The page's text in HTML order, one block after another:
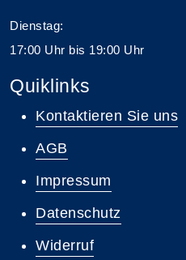
Dienstag:
17:00 Uhr bis 19:00 Uhr
Quiklinks
Kontaktieren Sie uns
AGB
Impressum
Datenschutz
Widerruf